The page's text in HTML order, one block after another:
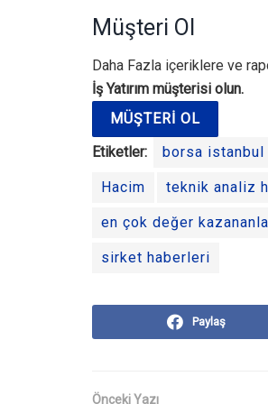
Müşteri Ol
Daha Fazla içeriklere ve
İş Yatırım müşterisi olun.
MÜŞTERI OL
Etiketler:
borsa istanbul
Hacim teknik analiz
en çok değer
sirket haberleri
Paylaş
Önceki Yazı